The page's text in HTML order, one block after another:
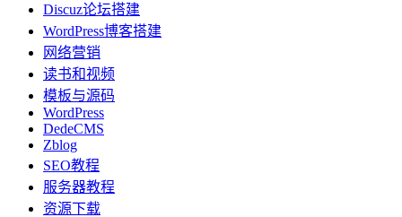
Discuz论坛搭建
WordPress博客搭建
网络营销
读书和视频
模板与源码
WordPress
DedeCMS
Zblog
SEO教程
服务器教程
资源下载